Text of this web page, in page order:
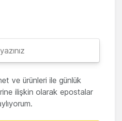
ve ürünleri ile günlük
ilişkin olarak epostalar